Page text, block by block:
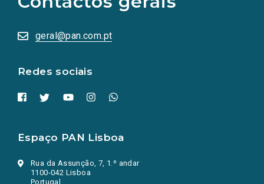
geral@pan.com.pt
Redes sociais
sociais
numa
nova
Espaço PAN Lisboa
Rua da Assunção, 7, 1.º andar
1100-042 Lisboa
Portugal